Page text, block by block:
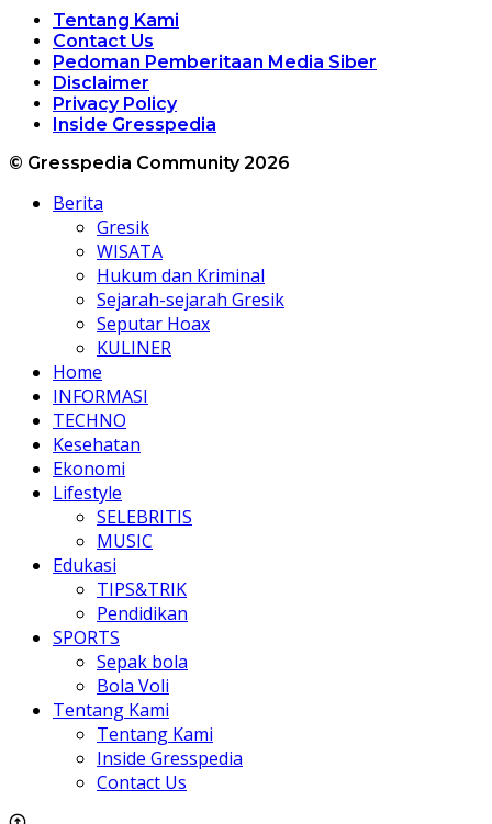
Tentang Kami
Contact Us
Pedoman Pemberitaan Media Siber
Disclaimer
Privacy Policy
Inside Gresspedia
© Gresspedia Community 2026
Berita
Gresik
WISATA
Hukum dan Kriminal
Sejarah-sejarah Gresik
Seputar Hoax
KULINER
Home
INFORMASI
TECHNO
Kesehatan
Ekonomi
Lifestyle
SELEBRITIS
MUSIC
Edukasi
TIPS&TRIK
Pendidikan
SPORTS
Sepak bola
Bola Voli
Tentang Kami
Tentang Kami
Inside Gresspedia
Contact Us